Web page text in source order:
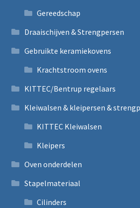
Gereedschap
Draaischijven & Strengpersen
Gebruikte keramiekovens
Krachtstroom ovens
KITTEC/Bentrup regelaars
Kleiwalsen & kleipersen &
KITTEC Kleiwalsen
Kleipers
Oven onderdelen
Stapelmateriaal
Cilinders